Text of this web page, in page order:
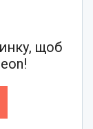
щоб